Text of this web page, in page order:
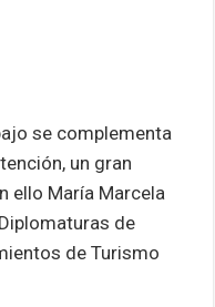
se complementa
un gran
ello María Marcela
de
de Turismo